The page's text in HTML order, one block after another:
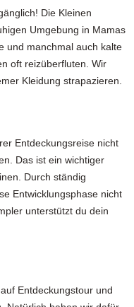
Die Kleinen
Umgebung in Mamas
und manchmal auch kalte
oft reizüberfluten. Wir
Kleidung strapazieren.
Entdeckungsreise nicht
Das ist ein wichtiger
Durch ständig
Entwicklungsphase nicht
unterstützt du dein
Entdeckungstour und